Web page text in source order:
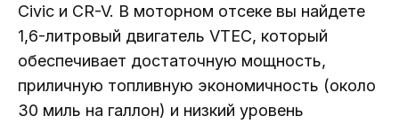
Civic и CR-V. В моторном отсеке вы найдете
1,6-литровый двигатель VTEC, который
обеспечивает достаточную мощность,
приличную топливную экономичность (около
30 миль на галлон) и низкий уровень